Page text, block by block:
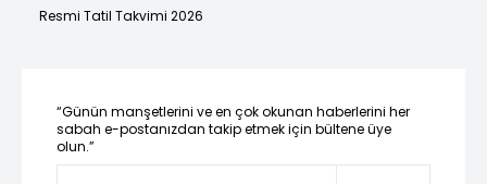
Resmi Tatil Takvimi 2026
“Günün manşetlerini ve en çok okunan haberlerini her
sabah e-postanızdan takip etmek için bültene üye
olun.”